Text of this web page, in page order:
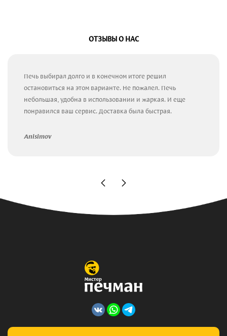
ОТЗЫВЫ О НАС
Печь выбирал долго и в конечном итоге решил
остановиться на этом варианте. Не пожалел. Печь
небольшая, удобна в использовании и жаркая. И еще
понравился ваш сервис. Доставка была быстрая.
Anisimov